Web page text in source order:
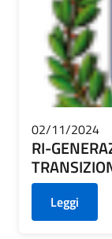
02/11/2024
RI-
Leggi